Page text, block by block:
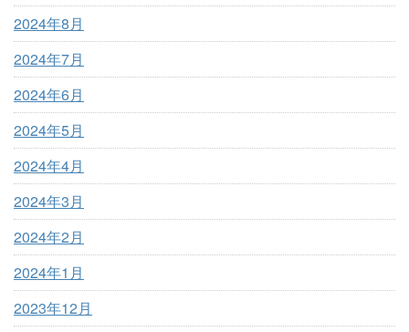
2024年8月
2024年7月
2024年6月
2024年5月
2024年4月
2024年3月
2024年2月
2024年1月
2023年12月